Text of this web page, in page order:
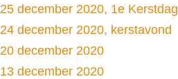
25 december 2020, 1e Kerstdag
24 december 2020, kerstavond
20 december 2020
13 december 2020